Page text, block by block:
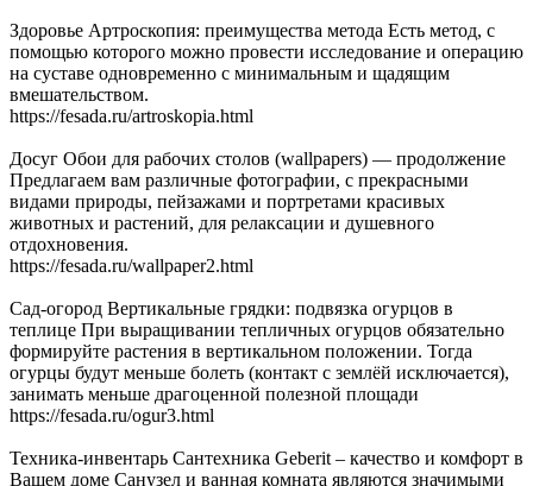
Здоровье Артроскопия: преимущества метода Есть метод, с
помощью которого можно провести исследование и операцию
на суставе одновременно с минимальным и щадящим
вмешательством.
https://fesada.ru/artroskopia.html
Досуг Обои для рабочих столов (wallpapers) — продолжение
Предлагаем вам различные фотографии, с прекрасными
видами природы, пейзажами и портретами красивых
животных и растений, для релаксации и душевного
отдохновения.
https://fesada.ru/wallpaper2.html
Сад-огород Вертикальные грядки: подвязка огурцов в
теплице При выращивании тепличных огурцов обязательно
формируйте растения в вертикальном положении. Тогда
огурцы будут меньше болеть (контакт с землёй исключается),
занимать меньше драгоценной полезной площади
https://fesada.ru/ogur3.html
Техника-инвентарь Сантехника Geberit – качество и комфорт в
Вашем доме Санузел и ванная комната являются значимыми